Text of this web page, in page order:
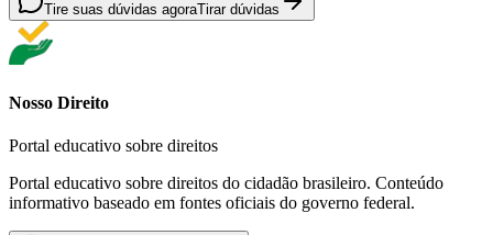
Tire suas dúvidas agoraTirar dúvidas
Nosso Direito
Portal educativo sobre direitos
Portal educativo sobre direitos do cidadão brasileiro. Conteúdo
informativo baseado em fontes oficiais do governo federal.